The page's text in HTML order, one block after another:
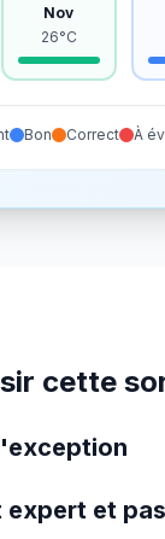
Nov
26°C
Bon Correct À
cette
expert et